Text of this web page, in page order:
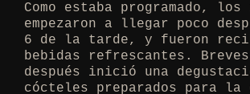
Como estaba programado,
empezaron a llegar poco
6 de la tarde, y fueron
bebidas refrescantes. Breves
después inició una
cócteles preparados para la